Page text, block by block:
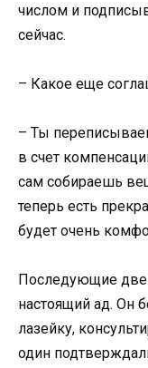
числом и
сейчас.
– Какое еще
– Ты
в счет
сам собираешь
теперь есть
будет очень
Последующие две
настоящий ад. Он
лазейку,
один